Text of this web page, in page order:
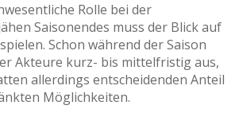
Rolle bei der
Saisonendes muss der Blick auf
Schon während der Saison
Akteure kurz- bis mittelfristig aus,
allerdings entscheidenden Anteil
Möglichkeiten.